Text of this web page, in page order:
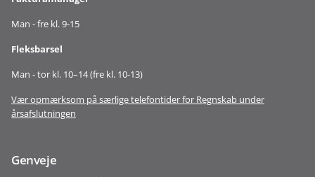
Man - fre kl. 9-15
Fleksbarsel
Man - tor kl. 10–14 (fre kl. 10-13)
Vær opmærksom på særlige telefontider for Regnskab under
årsafslutningen
Genveje